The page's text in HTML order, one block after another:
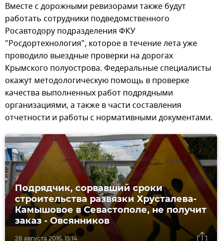
Вместе с дорожными ревизорами также будут
работать сотрудники подведомственного
Росавтодору подразделения ФКУ
"Росдортехнология", которое в течение лета уже
проводило выездные проверки на дорогах
Крымского полуострова. Федеральные специалисты
окажут методологическую помощь в проверке
качества выполненных работ подрядными
организациями, а также в части составления
отчетности и работы с нормативными документами.
28 августа 2016, 15:14
Подрядчик, сорвавший сроки
строительства развязки Хрусталева-
Камышовое в Севастополе, не получит
заказ - Овсянников